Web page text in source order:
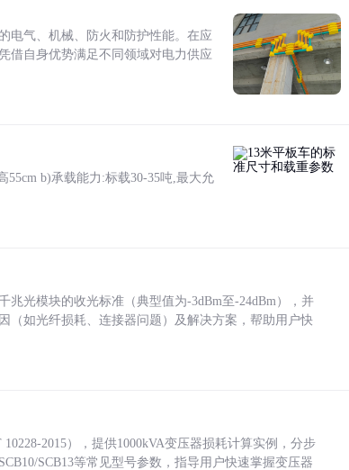
电气、机械、防火和防护性能。在应
借自身优势满足不同领域对电力供应
55cm b)承载能力:标载30-35吨,最大允
光模块的收光标准（典型值为-3dBm至-24dBm），并
（如光纤损耗、连接器问题）及解决方案，帮助用户快
2015），提供1000kVA变压器损耗计算实例，分步
SCB13等常见型号参数，指导用户快速掌握变压器